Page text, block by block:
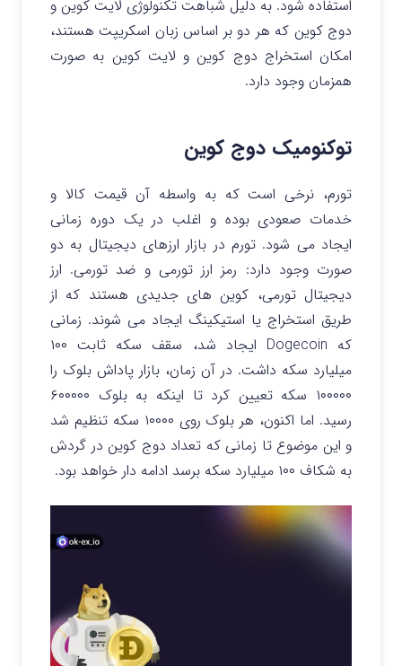
استفاده شود. به دلیل شباهت تکنولوژی لایت کوین و
دوج کوین که هر دو بر اساس زبان اسکریپت هستند،
امکان استخراج دوج کوین و لایت کوین به صورت
همزمان وجود دارد.
توکنومیک دوج کوین
تورم، نرخی است که به واسطه آن قیمت کالا و
خدمات صعودی بوده و اغلب در یک دوره زمانی
ایجاد می شود. تورم در بازار ارزهای دیجیتال به دو
صورت وجود دارد: رمز ارز تورمی و ضد تورمی. ارز
دیجیتال تورمی، کوین های جدیدی هستند که از
طریق استخراج یا استیکینگ ایجاد می شوند. زمانی
که Dogecoin ایجاد شد، سقف سکه ثابت ۱۰۰
میلیارد سکه داشت. در آن زمان، بازار پاداش بلوک را
۱۰۰۰۰۰ سکه تعیین کرد تا اینکه به بلوک ۶۰۰۰۰۰
رسید. اما اکنون، هر بلوک روی ۱۰۰۰۰ سکه تنظیم شد
و این موضوع تا زمانی که تعداد دوج کوین در گردش
به شکاف ۱۰۰ میلیارد سکه برسد ادامه دار خواهد بود.